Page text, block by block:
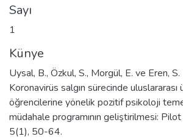
Sayı
1
Künye
Uysal, B., Özkul, S., Morgül, E. ve Eren,
Koronavirüs salgın sürecinde uluslararası
öğrencilerine yönelik pozitif psikoloji
müdahale programının geliştirilmesi: Pilot
5(1), 50-64.